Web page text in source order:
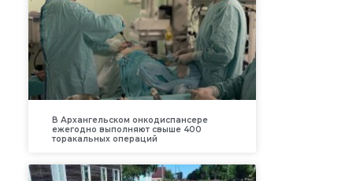
В Архангельском онкодиспансере
ежегодно выполняют свыше 400
торакальных операций